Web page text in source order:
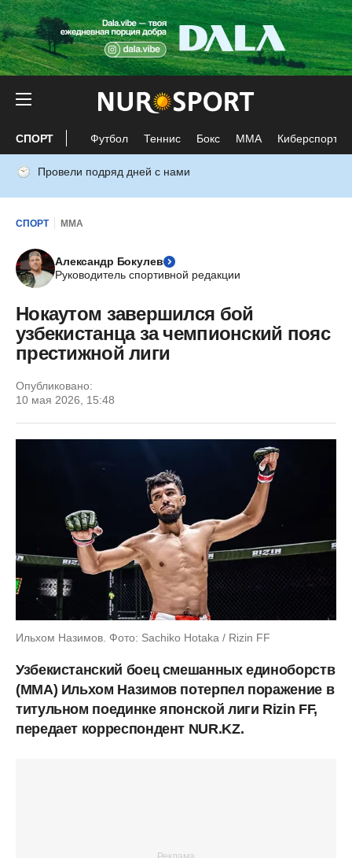
СПОРТ Футбол Теннис Бокс ММА Киберспорт
Провели подряд дней с нами
СПОРТ ММА
Александр Бокулев
Руководитель спортивной редакции
Нокаутом завершился бой
узбекистанца за чемпионский пояс
престижной лиги
Опубликовано:
10 мая 2026, 15:48
Ильхом Назимов. Фото: Sachiko Hotaka / Rizin FF
Узбекистанский боец смешанных единоборств
(ММА) Ильхом Назимов потерпел поражение в
титульном поединке японской лиги Rizin FF,
передает корреспондент NUR.KZ.